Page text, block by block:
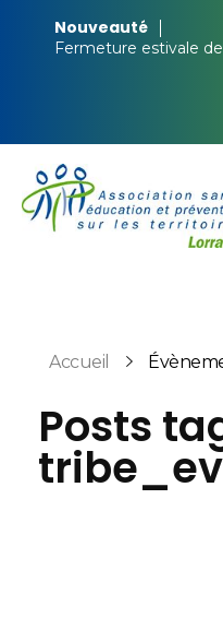
Nouveauté
Fermeture estivale de
Accueil
Posts